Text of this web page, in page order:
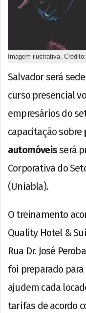
Imagem ilustrativa.
Salvador será
curso presencial
empresários do
capacitação sobre
automóveisserá
Corporativa do
(Uniabla).
O treinamento
Quality Hotel &
Rua Dr. José
foi preparado
ajudem cada
tarifas de acordo